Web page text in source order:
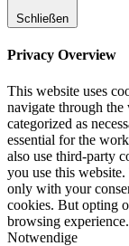
Schließen
Privacy Overview
This website uses
navigate through the
categorized as
essential for the
also use third-party
you use this
only with your
cookies. But opting
browsing experience.
Notwendige